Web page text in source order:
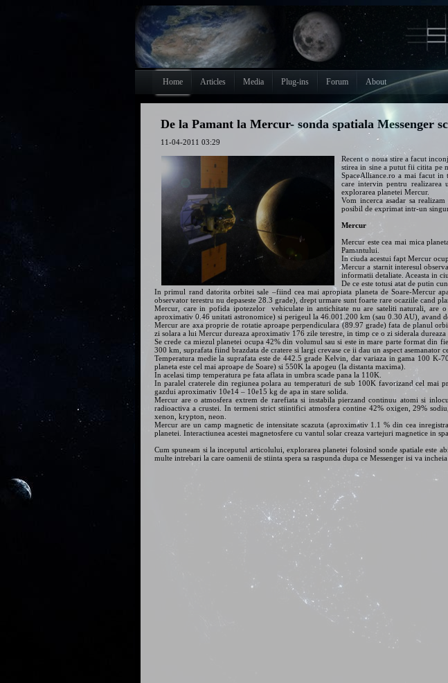
Home Articles Media Plug-ins Forum About
De la Pamant la Mercur- sonda spatiala Messenger
11-04-2011 03:29
Recent o noua stire a facut
stirea in sine a putut fii citita pe
SpaceAlliance.ro a mai facut in
care intervin pentru realizarea
explorarea planetei Mercur.
Vom incerca asadar sa
posibil de exprimat intr-un
Mercur
Mercur este cea mai mica
Pamantului.
In ciuda acestui fapt Mercur
Mercur a starnit interesul
informatii detaliate. Aceasta in
De ce este totusi atat de putin
In primul rand datorita orbitei sale –fiind cea mai apropiata planeta de Soare-Mercur
observator terestru nu depaseste 28.3 grade), drept urmare sunt foarte rare ocaziile cand
Mercur, care in pofida ipotezelor vehiculate in antichitate nu are sateliti naturali, are
aproximativ 0.46 unitati astronomice) si perigeul la 46.001.200 km (sau 0.30 AU), avand
Mercur are axa proprie de rotatie aproape perpendiculara (89.97 grade) fata de planul
zi solara a lui Mercur dureaza aproximativ 176 zile terestre, in timp ce o zi siderala dureaza
Se crede ca miezul planetei ocupa 42% din volumul sau si este in mare parte format
300 km, suprafata fiind brazdata de cratere si largi crevase ce ii dau un aspect asemanator
Temperatura medie la suprafata este de 442.5 grade Kelvin, dar variaza in gama 100
planeta este cel mai aproape de Soare) si 550K la apogeu (la distanta maxima).
In acelasi timp temperatura pe fata aflata in umbra scade pana la 110K.
In paralel craterele din regiunea polara au temperaturi de sub 100K favorizand cel mai
gazdui aproximativ 10e14 – 10e15 kg de apa in stare solida.
Mercur are o atmosfera extrem de rarefiata si instabila pierzand continuu atomi si
radioactiva a crustei. In termeni strict stiintifici atmosfera contine 42% oxigen, 29%
xenon, krypton, neon.
Mercur are un camp magnetic de intensitate scazuta (aproximativ 1.1 % din cea
planetei. Interactiunea acestei magnetosfere cu vantul solar creaza vartejuri magnetice in
Cum spuneam si la inceputul articolului, explorarea planetei folosind sonde spatiale este
multe intrebari la care oamenii de stiinta spera sa raspunda dupa ce Messenger isi va